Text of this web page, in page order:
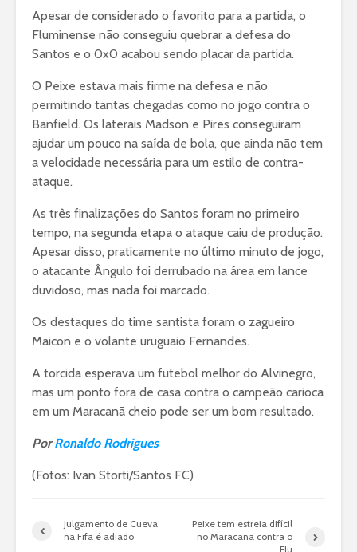
Apesar de considerado o favorito para a partida, o
Fluminense não conseguiu quebrar a defesa do
Santos e o 0x0 acabou sendo placar da partida.
O Peixe estava mais firme na defesa e não
permitindo tantas chegadas como no jogo contra o
Banfield. Os laterais Madson e Pires conseguiram
ajudar um pouco na saída de bola, que ainda não tem
a velocidade necessária para um estilo de contra-
ataque.
As três finalizações do Santos foram no primeiro
tempo, na segunda etapa o ataque caiu de produção.
Apesar disso, praticamente no último minuto de jogo,
o atacante Ângulo foi derrubado na área em lance
duvidoso, mas nada foi marcado.
Os destaques do time santista foram o zagueiro
Maicon e o volante uruguaio Fernandes.
A torcida esperava um futebol melhor do Alvinegro,
mas um ponto fora de casa contra o campeão carioca
em um Maracanã cheio pode ser um bom resultado.
PorRonaldo Rodrigues
(Fotos: Ivan Storti/Santos FC)
Julgamento de Cueva
na Fifa é adiado
Peixe tem estreia difícil
no Maracanã contra o
Flu